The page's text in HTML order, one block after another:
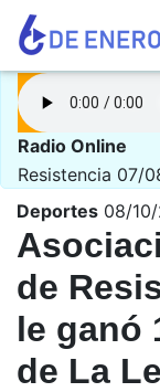
Radio Online
Resistencia 07/
Deportes 08/
de
le ganó
de La